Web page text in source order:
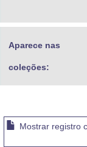
Aparece nas
coleções:
Mostrar registro